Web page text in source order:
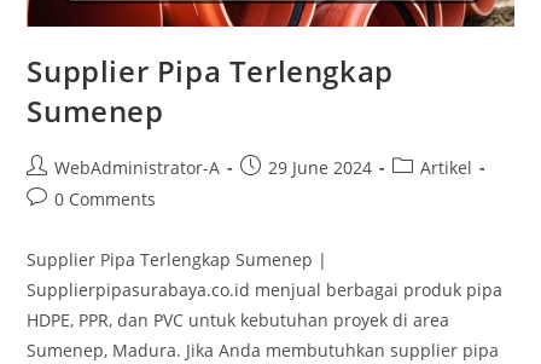
Supplier Pipa Terlengkap
Sumenep
WebAdministrator-A 29 June 2024
Artikel
0 Comments
Supplier Pipa Terlengkap Sumenep |
Supplierpipasurabaya.co.id menjual berbagai produk pipa
HDPE, PPR, dan PVC untuk kebutuhan proyek di area
Sumenep, Madura. Jika Anda membutuhkan supplier pipa